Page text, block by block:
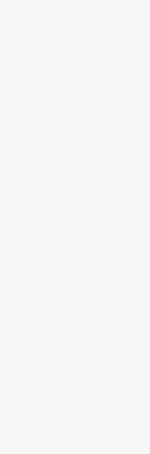
del presente
in assenza